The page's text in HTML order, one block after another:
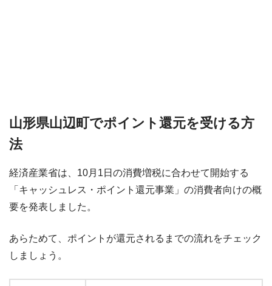
山形県山辺町でポイント還元を受ける方
法
経済産業省は、10月1日の消費増税に合わせて開始する
「キャッシュレス・ポイント還元事業」の消費者向けの概
要を発表しました。
あらためて、ポイントが還元されるまでの流れをチェック
しましょう。